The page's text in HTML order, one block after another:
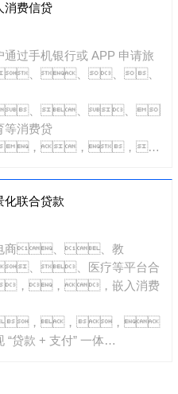
消费信贷
通过手机银行或 APP 申请旅
、、、、
、、、、
等消费贷
，，，，
，，，，
短期资金需
化联合贷款
商、、教
、、医疗等平台合
，，，嵌入消费
，，，，
“贷款 + 支付” 一体